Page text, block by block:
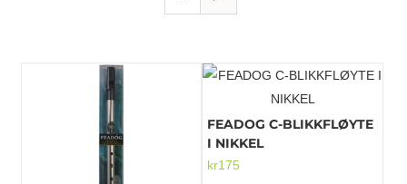
Diverse tilbehør
FEADOG C-BLIKKFLØYTE
I NIKKEL
kr175